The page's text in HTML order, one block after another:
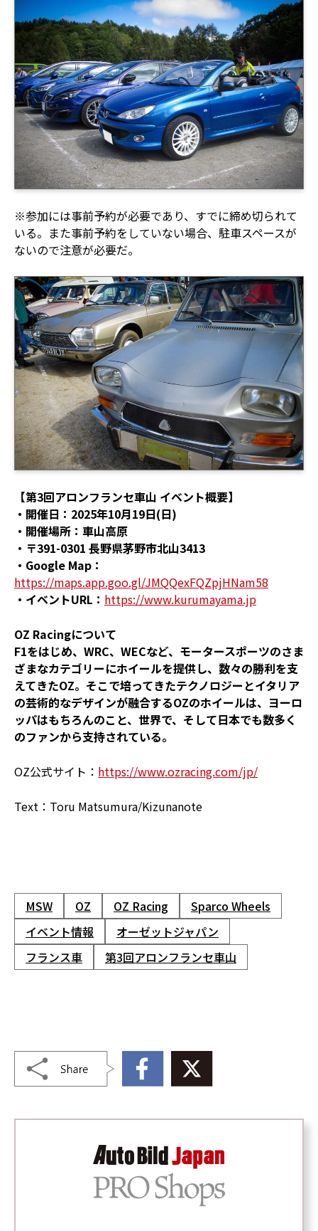
※参加には事前予約が必要であり、すでに締め切られて
いる。また事前予約をしていない場合、駐車スペースが
ないので注意が必要だ。
【第3回アロンフランセ車山 イベント概要】
・開催日：2025年10月19日(日)
・開催場所：車山高原
・〒391-0301 長野県茅野市北山3413
・Google Map：
https://maps.app.goo.gl/JMQQexFQZpjHNam58
・イベントURL： https://www.kurumayama.jp
OZ Racingについて
F1をはじめ、WRC、WECなど、モータースポーツのさま
ざまなカテゴリーにホイールを提供し、数々の勝利を支
えてきたOZ。そこで培ってきたテクノロジーとイタリア
の芸術的なデザインが融合するOZのホイールは、ヨーロ
ッパはもちろんのこと、世界で、そして日本でも数多く
のファンから支持されている。
OZ公式サイト： https://www.ozracing.com/jp/
Text：Toru Matsumura/Kizunanote
MSW OZ OZ Racing
Sparco Wheels
イベント情報
オーゼットジャパン
フランス車
第3回アロンフランセ車山